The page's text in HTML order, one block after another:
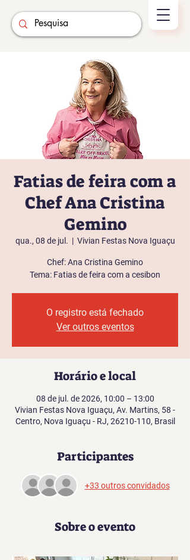
Fatias de feira com a
Chef Ana Cristina
Gemino
qua., 08 de jul.
  |
Vivian Festas Nova Iguaçu
Chef: Ana Cristina Gemino
Tema: Fatias de feira com a cesibon
O registro está fechado
Ver outros eventos
Horário e local
08 de jul. de 2026, 10:00 – 13:00
Vivian Festas Nova Iguaçu, Av. Martins, 58 -
Centro, Nova Iguaçu - RJ, 26210-110, Brasil
Participantes
+33 outros convidados
Sobre o evento